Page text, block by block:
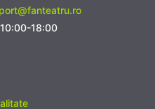
18:00